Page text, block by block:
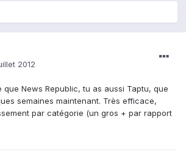
2012
que News Republic, tu as aussi Taptu, que
semaines maintenant. Très efficace,
par catégorie (un gros + par rapport